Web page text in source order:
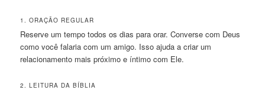
1. ORAÇÃO REGULAR
Reserve um tempo todos os dias para orar. Converse com Deus
como você falaria com um amigo. Isso ajuda a criar um
relacionamento mais próximo e íntimo com Ele.
2. LEITURA DA BÍBLIA